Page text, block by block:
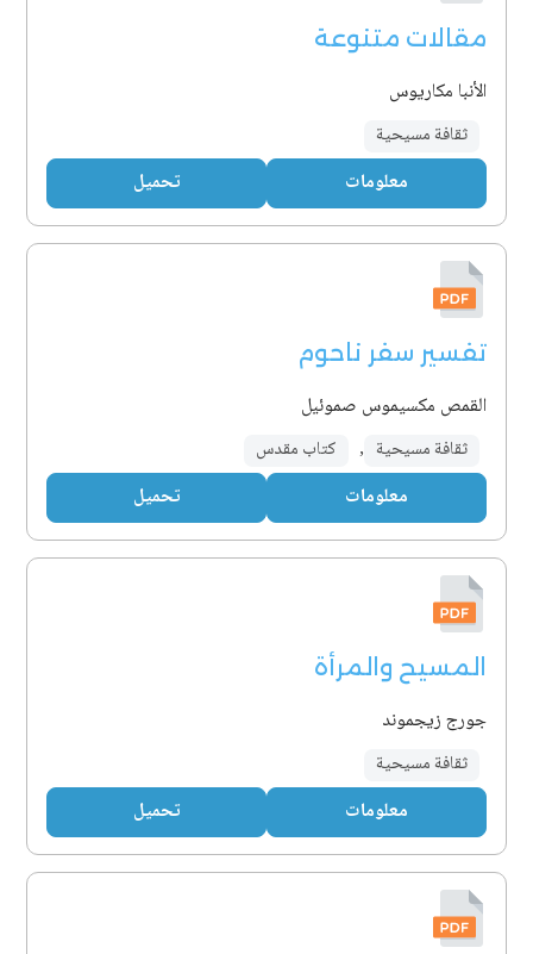
مقالات متنوعة
الأنبا مكاريوس
ثقافة مسيحية
معلومات تحميل
تفسير سفر ناحوم
القمص مكسيموس صموئيل
ثقافة مسيحية , كتاب مقدس
معلومات تحميل
المسيح والمرأة
جورج زيجموند
ثقافة مسيحية
معلومات تحميل